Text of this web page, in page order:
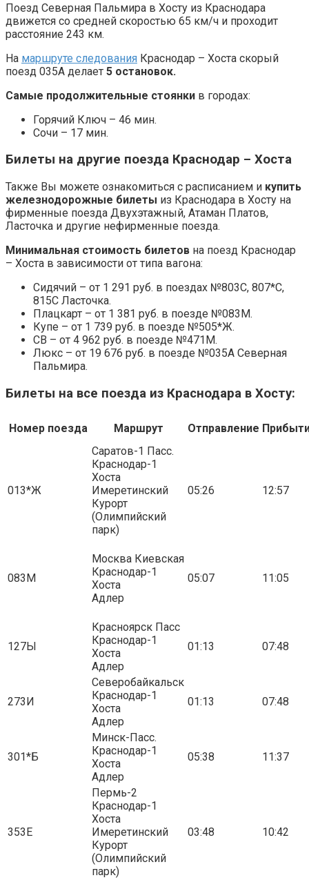
Поезд Северная Пальмира в Хосту из Краснодара
движется со средней скоростью 65 км/ч и проходит
расстояние 243 км.
На маршруте следования Краснодар – Хоста скорый
поезд 035А делает 5 остановок.
Самые продолжительные стоянки в городах:
Горячий Ключ – 46 мин.
Сочи – 17 мин.
Билеты на другие поезда Краснодар – Хоста
Также Вы можете ознакомиться с расписанием и купить
железнодорожные билеты из Краснодара в Хосту на
фирменные поезда Двухэтажный, Атаман Платов,
Ласточка и другие нефирменные поезда.
Минимальная стоимость билетов на поезд Краснодар
– Хоста в зависимости от типа вагона:
Сидячий – от 1 291 руб. в поездах №803С, 807*С,
815С Ласточка.
Плацкарт – от 1 381 руб. в поезде №083М.
Купе – от 1 739 руб. в поезде №505*Ж.
СВ – от 4 962 руб. в поезде №471М.
Люкс – от 19 676 руб. в поезде №035А Северная
Пальмира.
Билеты на все поезда из Краснодара в Хосту:
Номер поезда Маршрут Отправление
013*Ж
Саратов-1 Пасс.
Краснодар-1
Хоста
Имеретинский
Курорт
(Олимпийский
парк)
05:26 12:57
083М
Москва Киевская
Краснодар-1
Хоста
Адлер
05:07 11:05
127Ы
Красноярск Пасс
Краснодар-1
Хоста
Адлер
01:13 07:48
273И
Северобайкальск
Краснодар-1
Хоста
Адлер
01:13 07:48
301*Б
Минск-Пасс.
Краснодар-1
Хоста
Адлер
05:38 11:37
353Е
Пермь-2
Краснодар-1
Хоста
Имеретинский
Курорт
(Олимпийский
парк)
03:48 10:42